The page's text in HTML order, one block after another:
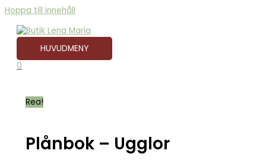
Hoppa till innehåll
HUVUDMENY
0
Rea!
Plånbok – Ugglor